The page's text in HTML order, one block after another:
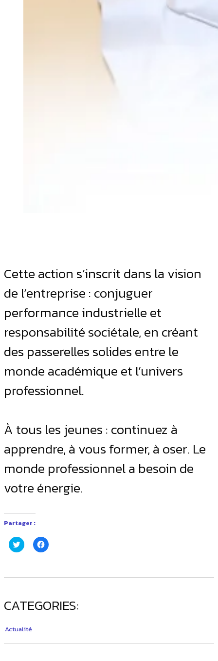
Cette action s’inscrit dans la vision
de l’entreprise : conjuguer
performance industrielle et
responsabilité sociétale, en créant
des passerelles solides entre le
monde académique et l’univers
professionnel.
À tous les jeunes : continuez à
apprendre, à vous former, à oser. Le
monde professionnel a besoin de
votre énergie.
Partager :
Cliquez
pour
Cliquez
pour
CATEGORIES:
Actualité